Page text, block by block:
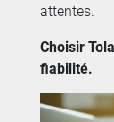
attentes.
Choisir
fiabilité.